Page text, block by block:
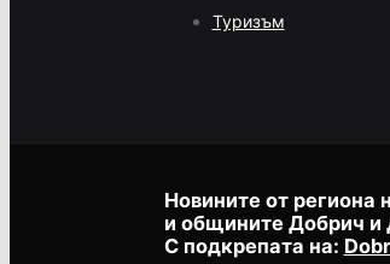
Туризъм
Новините от региона
и общините Добрич и
С подкрепата на: